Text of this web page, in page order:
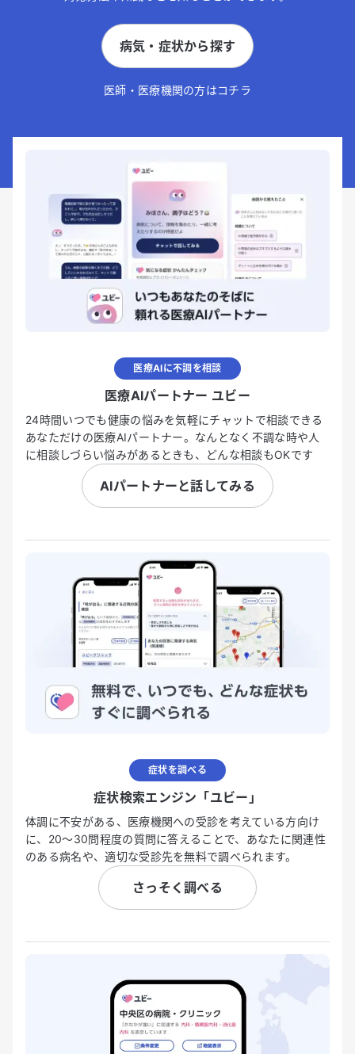
病気・症状から探す
医師・医療機関の方はコチラ
医療AIに不調を相談
医療AIパートナー ユビー
24時間いつでも健康の悩みを気軽にチャットで相談できる
あなただけの医療AIパートナー。なんとなく不調な時や人
に相談しづらい悩みがあるときも、どんな相談もOKです
AIパートナーと話してみる
症状を調べる
症状検索エンジン「ユビー」
体調に不安がある、医療機関への受診を考えている方向け
に、20〜30問程度の質問に答えることで、あなたに関連性
のある病名や、適切な受診先を無料で調べられます。
さっそく調べる